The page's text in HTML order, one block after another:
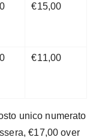
€15,00
€11,00
unico numerato
€17,00 over